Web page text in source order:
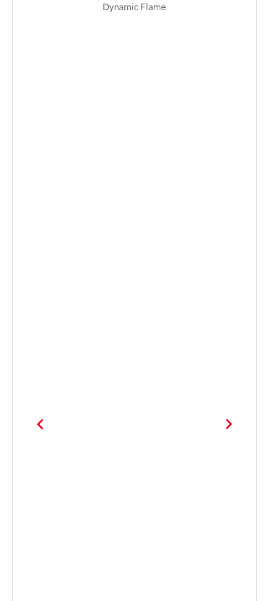
Dynamic Flame